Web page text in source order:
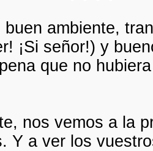
buen ambiente,
¡Si señor!) y
que no
nos vemos a la
Y a ver los